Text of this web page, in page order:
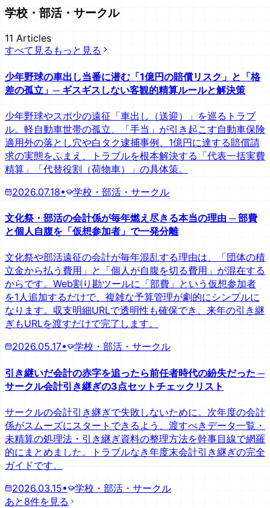
学校・部活・サークル
11 Articles
すべて見る もっと見る
少年野球の車出し当番に潜む「1億円の賠償リスク」と「格
差の孤立」─ ギスギスしない客観的精算ルールと解決策
少年野球やスポ少の遠征「車出し（送迎）」を巡るトラブ
ル。軽自動車世帯の孤立、「手当」が引き起こす自動車保険
適用外の落とし穴や白タク逮捕事例、1億円に達する賠償請
求の実態をふまえ、トラブルを根本解決する「代表一括実費
精算」「代替役割（荷物車）」の具体策。
2026.07.18• 学校・部活・サークル
文化祭・部活の会計係が毎年燃え尽きる本当の理由 ─ 部費
と個人自腹を「仮想参加者」で一発分離
文化祭や部活遠征の会計が毎年混乱する理由は、「団体の積
立金から払う費用」と「個人が自腹を切る費用」が混在する
からです。Web割り勘ツールに「部費」という仮想参加者
を1人追加するだけで、複雑な予算管理が劇的にシンプルに
なります。収支明細URLで透明性も確保でき、来年の引き継
ぎもURLを渡すだけで完了します。
2026.05.17• 学校・部活・サークル
引き継いだ会計の赤字を追ったら前任者時代の紛失だった ─
サークル会計引き継ぎの3点セットチェックリスト
サークルの会計引き継ぎで失敗しないために。次年度の会計
係がスムーズにスタートできるよう、渡すべきデータ一覧・
未精算の処理法・引き継ぎ資料の整理方法を幹事目線で網羅
的にまとめました。トラブルなき年度末会計引き継ぎの完全
ガイドです。
2026.03.15•
学校・部活・サークル
あと8件を見る